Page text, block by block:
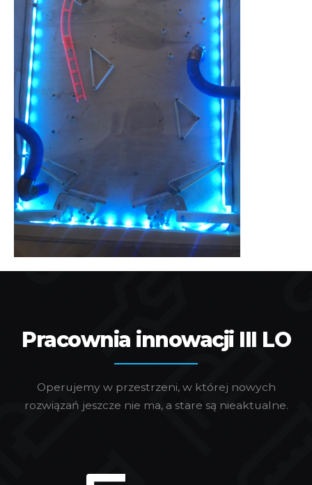
Pracownia innowacji III LO
Operujemy w przestrzeni, w której nowych
rozwiązań jeszcze nie ma, a stare są nieaktualne.